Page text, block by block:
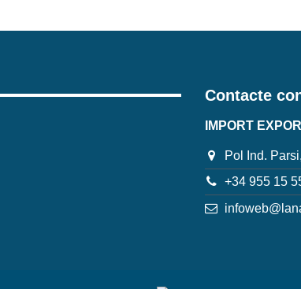
Contacte
IMPORT
Pol Ind.
+34 955 15